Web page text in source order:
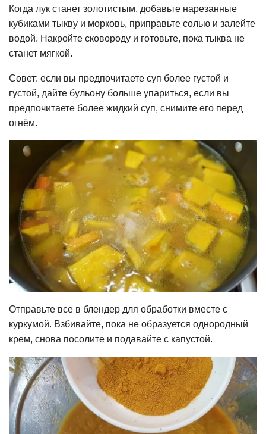
Когда лук станет золотистым, добавьте нарезанные
кубиками тыкву и морковь, приправьте солью и залейте
водой. Накройте сковороду и готовьте, пока тыква не
станет мягкой.
Совет: если вы предпочитаете суп более густой и
густой, дайте бульону больше упариться, если вы
предпочитаете более жидкий суп, снимите его перед
огнём.
Отправьте все в блендер для обработки вместе с
куркумой. Взбивайте, пока не образуется однородный
крем, снова посолите и подавайте с капустой.